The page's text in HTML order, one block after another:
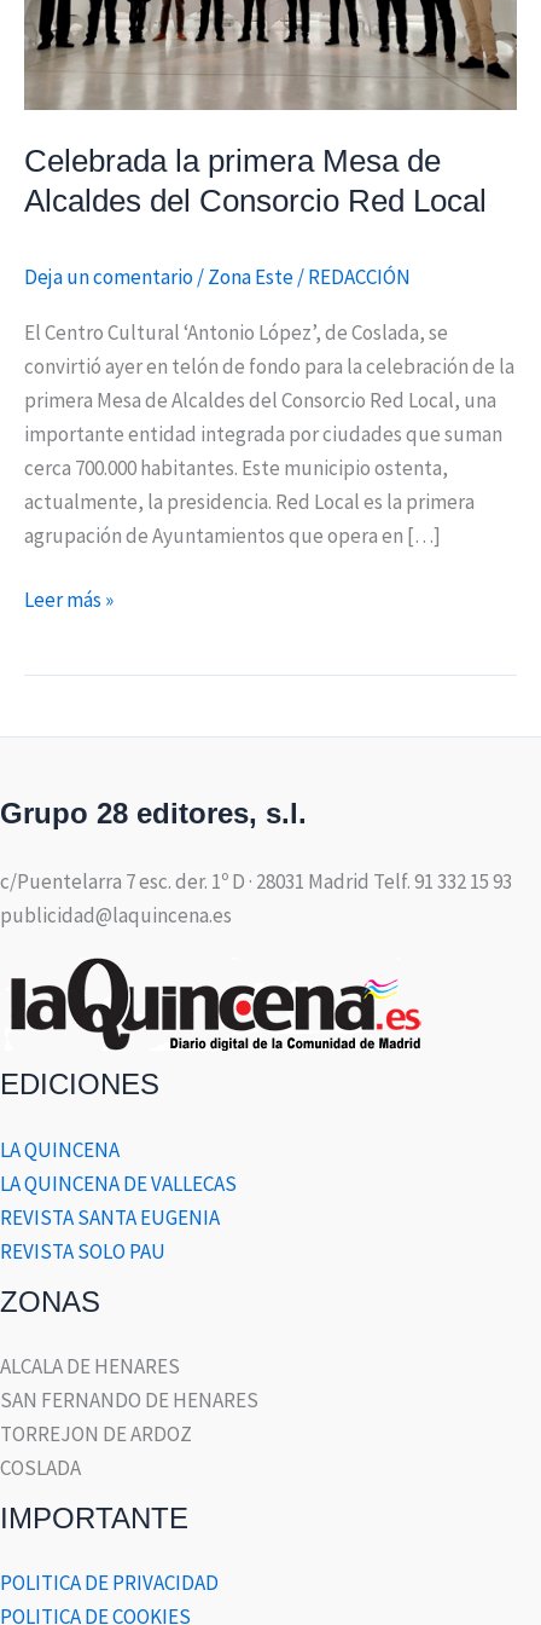
Celebrada la primera Mesa de
Alcaldes del Consorcio Red Local
Deja un comentario/Zona Este/REDACCIÓN
El Centro Cultural ‘Antonio López’, de Coslada, se
convirtió ayer en telón de fondo para la celebración de la
primera Mesa de Alcaldes del Consorcio Red Local, una
importante entidad integrada por ciudades que suman
cerca 700.000 habitantes. Este municipio ostenta,
actualmente, la presidencia. Red Local es la primera
agrupación de Ayuntamientos que opera en […]
Red
Local
Leer más »
Grupo 28 editores, s.l.
c/Puentelarra 7 esc. der. 1º D · 28031 Madrid Telf. 91 332 15 93
publicidad@laquincena.es
EDICIONES
LA QUINCENA
LA QUINCENA DE VALLECAS
REVISTA SANTA EUGENIA
REVISTA SOLO PAU
ZONAS
ALCALA DE HENARES
SAN FERNANDO DE HENARES
TORREJON DE ARDOZ
COSLADA
IMPORTANTE
POLITICA DE PRIVACIDAD
POLITICA DE COOKIES